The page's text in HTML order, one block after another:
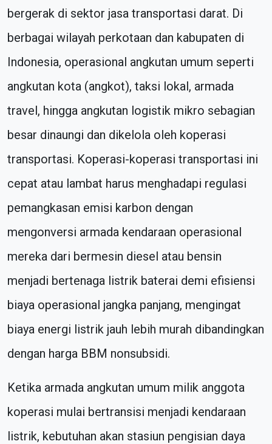
bergerak di sektor jasa transportasi darat. Di
berbagai wilayah perkotaan dan kabupaten di
Indonesia, operasional angkutan umum seperti
angkutan kota (angkot), taksi lokal, armada
travel, hingga angkutan logistik mikro sebagian
besar dinaungi dan dikelola oleh koperasi
transportasi. Koperasi-koperasi transportasi ini
cepat atau lambat harus menghadapi regulasi
pemangkasan emisi karbon dengan
mengonversi armada kendaraan operasional
mereka dari bermesin diesel atau bensin
menjadi bertenaga listrik baterai demi efisiensi
biaya operasional jangka panjang, mengingat
biaya energi listrik jauh lebih murah dibandingkan
dengan harga BBM nonsubsidi.
Ketika armada angkutan umum milik anggota
koperasi mulai bertransisi menjadi kendaraan
listrik, kebutuhan akan stasiun pengisian daya